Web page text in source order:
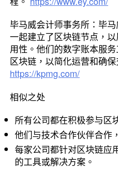
毕马威会计师事务所：毕
一起建立了区块链节点，
用性。他们的数字账本服
区块链，以简化运营和确保
https://kpmg.com/
相似之处
所有公司都在积极参与区
他们与技术合作伙伴合作
每家公司都针对区块链应
的工具或解决方案。